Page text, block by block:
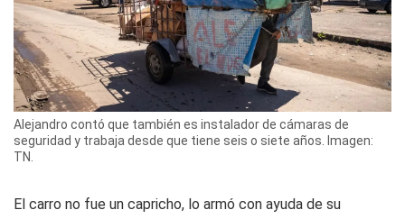
Alejandro contó que también es instalador de cámaras de
seguridad y trabaja desde que tiene seis o siete años. Imagen:
TN.
El carro no fue un capricho, lo armó con ayuda de su